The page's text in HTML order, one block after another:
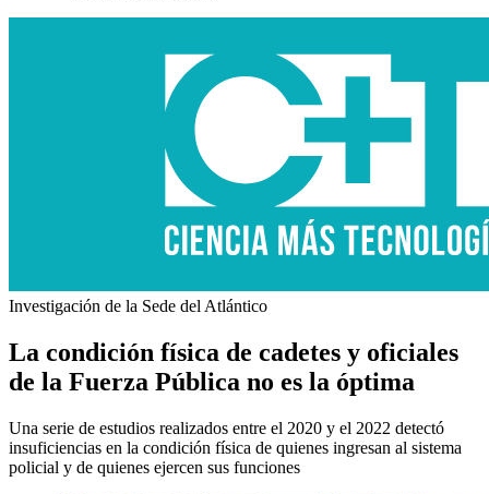
Investigación de la Sede del Atlántico
La condición física de cadetes y oficiales
de la Fuerza Pública no es la óptima
Una serie de estudios realizados entre el 2020 y el 2022 detectó
insuficiencias en la condición física de quienes ingresan al sistema
policial y de quienes ejercen sus funciones